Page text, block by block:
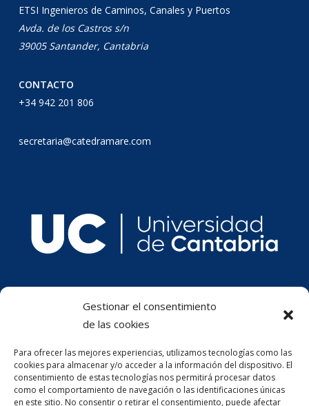
Gestionar el consentimiento
de las cookies
Para ofrecer las mejores experiencias, utilizamos tecnologías como las
cookies para almacenar y/o acceder a la información del dispositivo. El
consentimiento de estas tecnologías nos permitirá procesar datos
como el comportamiento de navegación o las identificaciones únicas
en este sitio. No consentir o retirar el consentimiento, puede afectar
ETSI Ingenieros de Caminos, Canales y Puertos
Avda. de los Castros s/n
39005 Santander, Cantabria
CONTACTO
+34 942 201 806
secretaria@catedramare.com